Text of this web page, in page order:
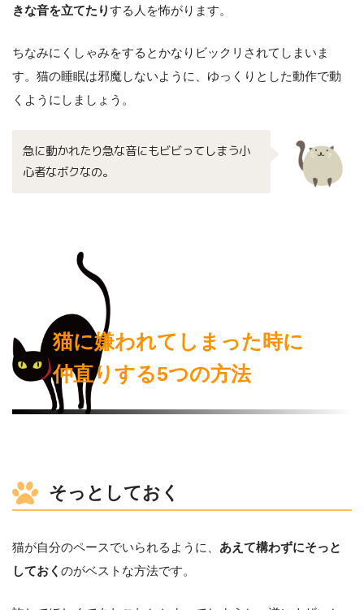
きな音を立てたりする人を怖がります。
ちなみにくしゃみをするとかなりビックリされてしまいま
す。猫の睡眠は邪魔しないように、ゆっくりとした動作で動
くようにしましょう。
急に動かれたり急な音にもビビってしまう小
心者なボクなの。
猫に嫌われてしまった時に
仲直りする5つの方法
そっとしておく
猫が自分のペースでいられるように、 あえて構わずにそっと
しておく のがベストな方法です。